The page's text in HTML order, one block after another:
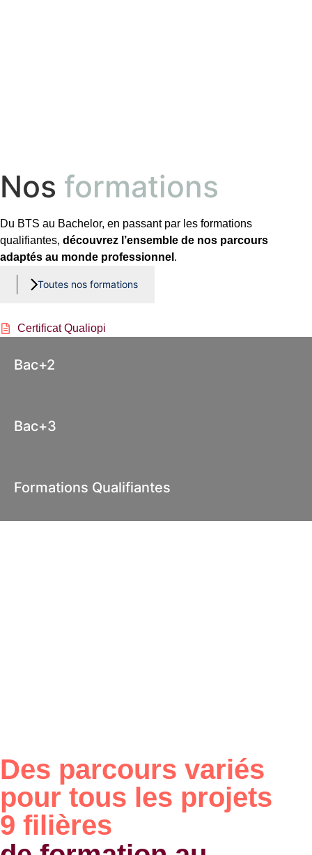
Nos formations
Du BTS au Bachelor, en passant par les formations
qualifiantes, découvrez l’ensemble de nos parcours
adaptés au monde professionnel .
Toutes nos formations
Certificat Qualiopi
Bac+2
Bac+3
Formations Qualifiantes
Des parcours variés
pour tous les projets
9 filières